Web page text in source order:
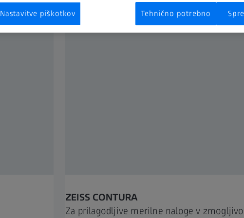
ZEISS CONTURA
Za prilagodljive merilne naloge v
Nastavitve piškotkov Tehnično potrebno